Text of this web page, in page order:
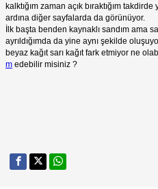
kalktığım zaman açık bıraktığım
ardına diğer sayfalarda da görünüyor.
İlk başta benden kaynaklı sandım ama
ayrıldığımda da yine aynı şekilde
beyaz kağıt sarı kağıt fark etmiyor ne
m edebilir misiniz ?